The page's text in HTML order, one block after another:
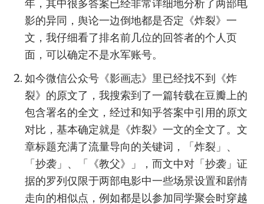
年，其中很多答案已经非常详细地分析了两部电
影的异同，舆论一边倒地都是否定《炸裂》一
文，我仔细看了排名前几位的回答者的个人页
面，可以确定不是水军账号。
如今微信公众号《影画志》里已经找不到《炸
裂》的原文了，我搜索到了一篇转载在豆瓣上的
包含署名的全文，经过和知乎答案中引用的原文
对比，基本确定就是《炸裂》一文的全文了。文
章标题充满了流量导向的关键词，「炸裂」、
「抄袭」、「《教父》」，而文中对「抄袭」证
据的罗列仅限于两部电影中一些场景设置和剧情
走向的相似点，例如都是以参加同学聚会时穿越